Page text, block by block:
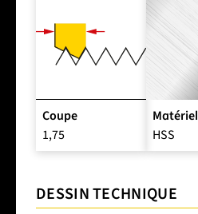
Coupe
1,75
Matériel
HSS
DESSIN TECHNIQUE